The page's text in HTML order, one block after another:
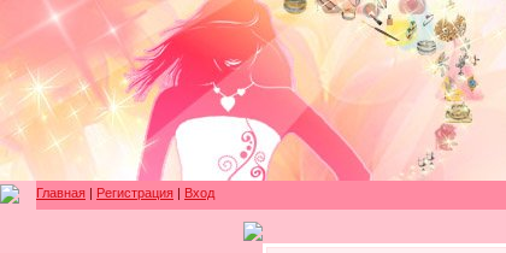
Главная | Регистрация | Вход